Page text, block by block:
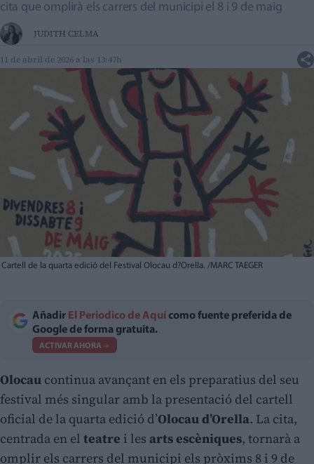
cita que omplirà els carrers del municipi el 8 i 9 de maig
JUDITH CELMA
11 de abril de 2026 a las 13:47h
Cartell de la quarta edició del Festival Olocau d?Orella. /MARC TAEGER
Añadir El Periodico de Aquí como fuente preferida de
Google de forma gratuita.
ACTIVAR AHORA
Olocau continua avançant en els preparatius del seu
festival més singular amb la presentació del cartell
oficial de la quarta edició d’Olocau d’Orella. La cita,
centrada en el teatre i les arts escèniques, tornarà a
omplir els carrers del municipi els pròxims 8 i 9 de